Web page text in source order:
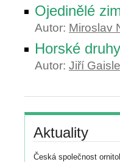
Ojedinělé
Autor: Miroslav
Horské
Autor: Jiří
Aktuality
Česká společnost